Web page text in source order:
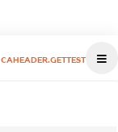
CAHEADER.GETTEST